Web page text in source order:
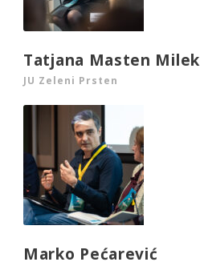
Tatjana Masten Milek
JU Zeleni Prsten
Marko Pećarević